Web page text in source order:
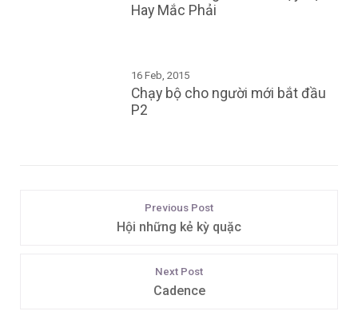
Hay Mắc Phải
16 Feb, 2015
Chạy bộ cho người mới bắt đầu
P2
Previous Post
Hội những kẻ kỳ quặc
Next Post
Cadence